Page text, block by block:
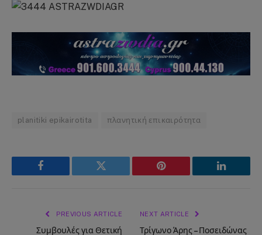
planitiki epikairotita πλανητική επικαιρότητα
Facebook Twitter Pinterest LinkedIn
PREVIOUS ARTICLE
Συμβουλές για Θετική
NEXT ARTICLE
Τρίγωνο Άρης – Ποσειδώνας